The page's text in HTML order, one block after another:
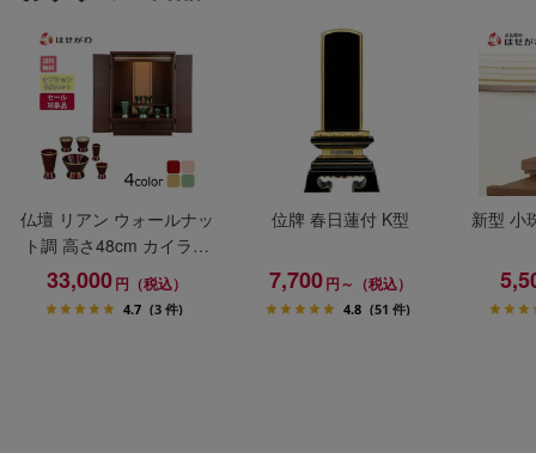
仏壇 リアン ウォールナッ
ト調 高さ48cm カイラ具
足セット
33,000円（税込）
4.7 (3 件)
位牌 春日蓮付 K型
7,700円～（税込）
4.8 (51 件)
新型 小